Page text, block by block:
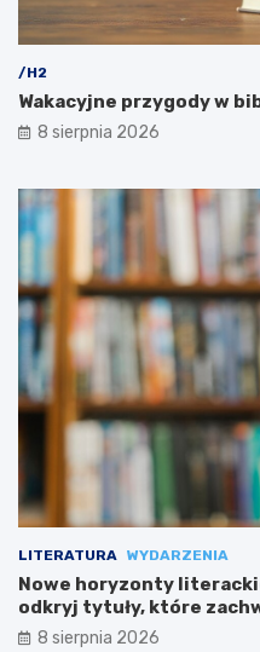
/H2
Wakacyjne przygody w
8 sierpnia 2026
LITERATURA WYDARZENIA
Nowe horyzonty
odkryj tytuły, które
8 sierpnia 2026